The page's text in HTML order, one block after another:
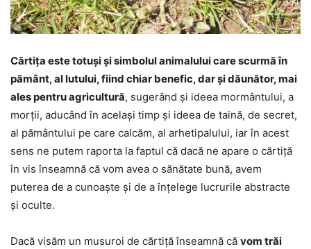
Cărtița este totuși și simbolul animalului care scurmă în
pământ, al lutului, fiind chiar benefic, dar și dăunător, mai
ales pentru agricultură, sugerând și ideea mormântului, a
morții, aducând în același timp și ideea de taină, de secret,
al pământului pe care calcăm, al arhetipalului, iar în acest
sens ne putem raporta la faptul că dacă ne apare o cărtiță
în vis înseamnă că vom avea o sănătate bună, avem
puterea de a cunoaște și de a înțelege lucrurile abstracte
și oculte.
Dacă visăm un musuroi de cărtiță înseamnă că vom trăi